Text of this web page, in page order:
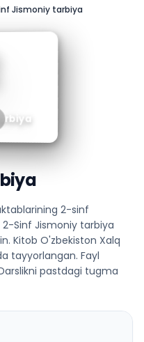
Jismoniy tarbiya
2-sinf
Sinf Jismoniy tarbiya
Kitob O'zbekiston Xalq
tayyorlangan. Fayl
pastdagi tugma